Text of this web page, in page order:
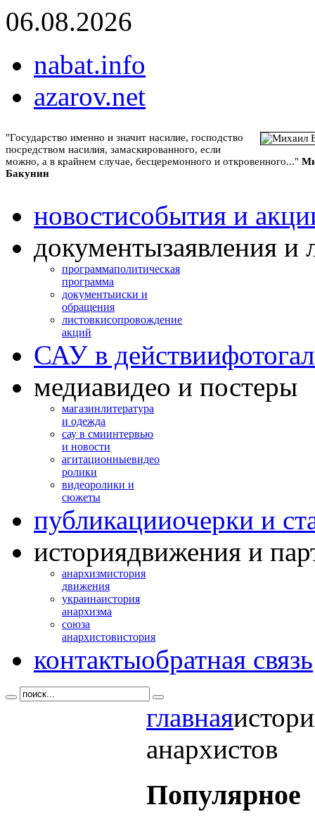
06.08.2026
nabat.info
azarov.net
"Государство именно и значит насилие, господство
посредством насилия, замаскированного, если
можно, а в крайнем случае, бесцеремонного и откровенного..."
Бакунин
новостисобытия и
документызаявления и
программаполитическая
программа
документыиски и
обращения
листовкисопровождение
акций
САУ в действии
медиавидео и постеры
магазинлитература
и одежда
сау в смиинтервью
и новости
агитационныевидео
ролики
видеоролики и
сюжеты
публикацииочерки и
историядвижения и
анархизмистория
движения
украинаистория
анархизма
союза
анархистовистория
контактыобратная связь
главная
анархистов
Популярное